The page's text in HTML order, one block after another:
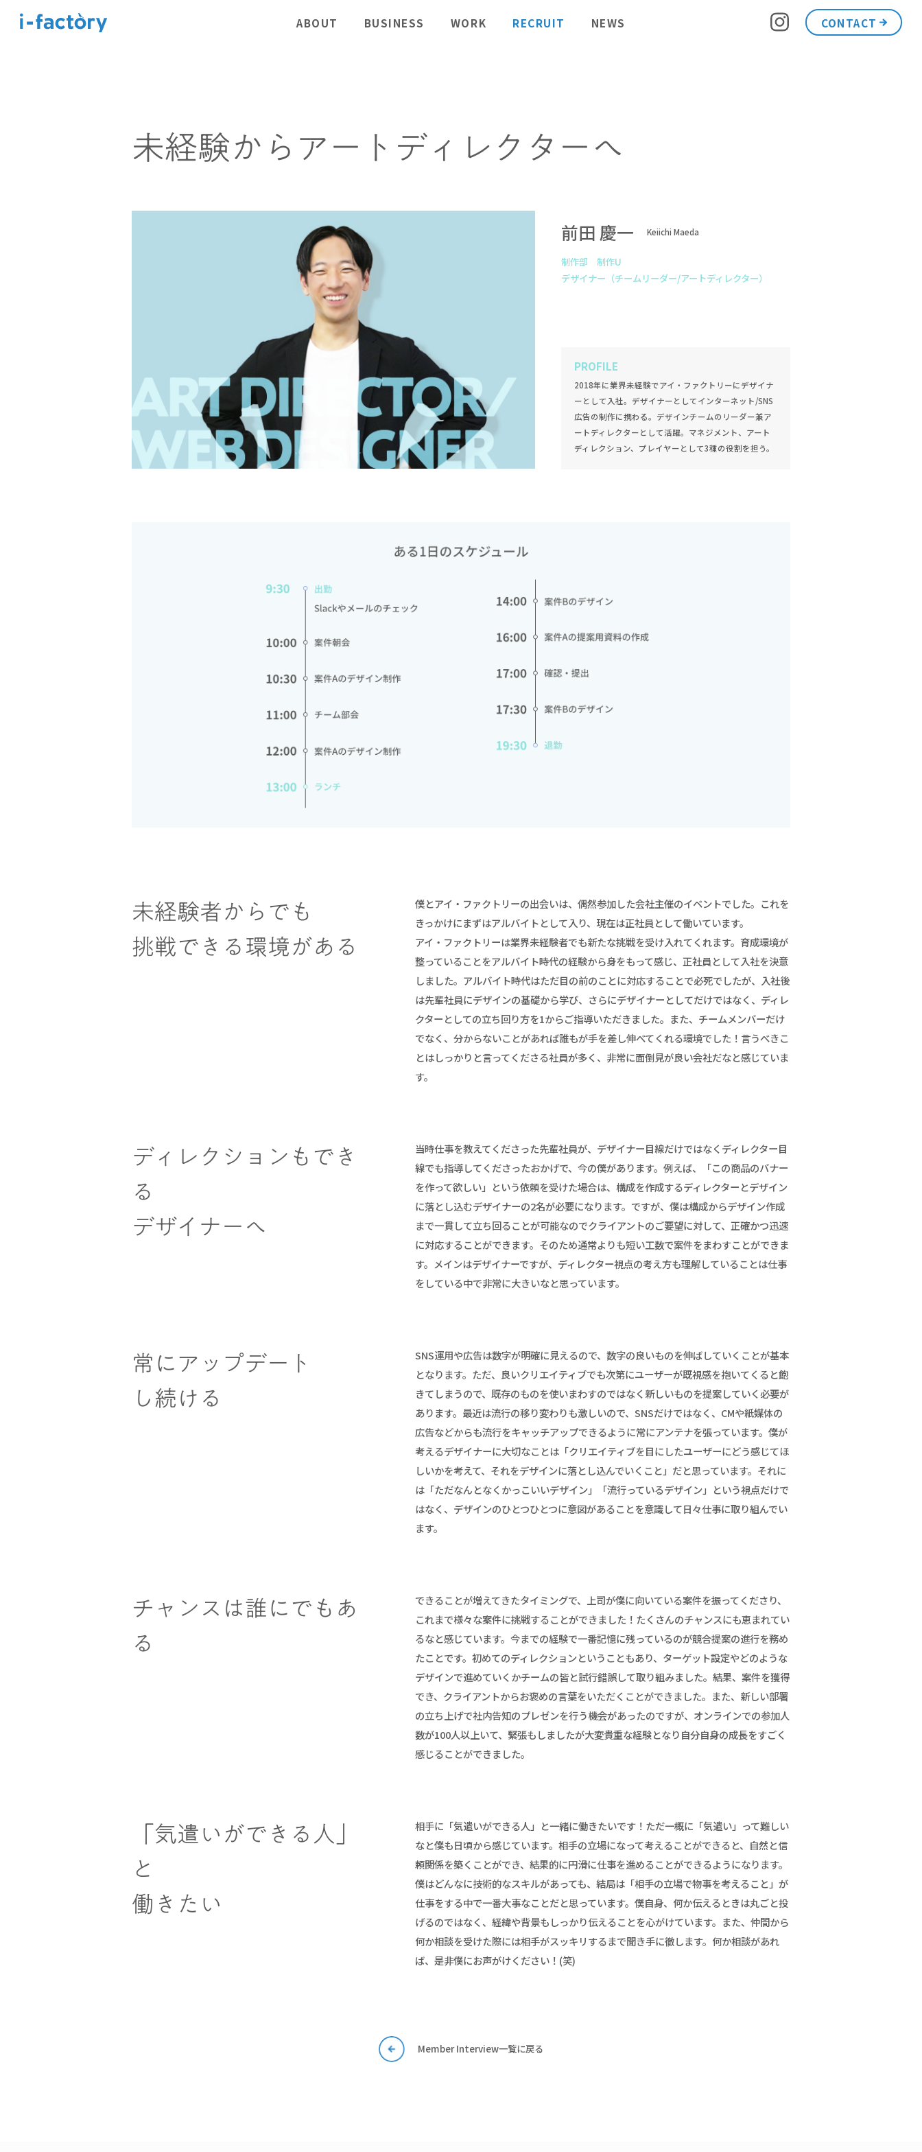
ABOUT BUSINESS WORK RECRUIT NEWS CONTACT
未経験からアートディレクターへ
前田 慶一 Keiichi Maeda
制作部 制作U
デザイナー（チームリーダー/アートディレクター）
PROFILE
2018年に業界未経験でアイ・ファクトリーにデザイナ
ーとして入社。デザイナーとしてインターネット/SNS
広告の制作に携わる。デザインチームのリーダー兼ア
ートディレクターとして活躍。マネジメント、アート
ディレクション、プレイヤーとして3種の役割を担う。
未経験者からでも
挑戦できる環境がある
僕とアイ・ファクトリーの出会いは、偶然参加した会社主催のイベントでした。これを
きっかけにまずはアルバイトとして入り、現在は正社員として働いています。
アイ・ファクトリーは業界未経験者でも新たな挑戦を受け入れてくれます。育成環境が
整っていることをアルバイト時代の経験から身をもって感じ、正社員として入社を決意
しました。アルバイト時代はただ目の前のことに対応することで必死でしたが、入社後
は先輩社員にデザインの基礎から学び、さらにデザイナーとしてだけではなく、ディレ
クターとしての立ち回り方を1からご指導いただきました。また、チームメンバーだけ
でなく、分からないことがあれば誰もが手を差し伸べてくれる環境でした！言うべきこ
とはしっかりと言ってくださる社員が多く、非常に面倒見が良い会社だなと感じていま
す。
ディレクションもでき
る
デザイナーへ
当時仕事を教えてくださった先輩社員が、デザイナー目線だけではなくディレクター目
線でも指導してくださったおかげで、今の僕があります。例えば、「この商品のバナー
を作って欲しい」という依頼を受けた場合は、構成を作成するディレクターとデザイン
に落とし込むデザイナーの2名が必要になります。ですが、僕は構成からデザイン作成
まで一貫して立ち回ることが可能なのでクライアントのご要望に対して、正確かつ迅速
に対応することができます。そのため通常よりも短い工数で案件をまわすことができま
す。メインはデザイナーですが、ディレクター視点の考え方も理解していることは仕事
をしている中で非常に大きいなと思っています。
常にアップデート
し続ける
SNS運用や広告は数字が明確に見えるので、数字の良いものを伸ばしていくことが基本
となります。ただ、良いクリエイティブでも次第にユーザーが既視感を抱いてくると飽
きてしまうので、既存のものを使いまわすのではなく新しいものを提案していく必要が
あります。最近は流行の移り変わりも激しいので、SNSだけではなく、CMや紙媒体の
広告などからも流行をキャッチアップできるように常にアンテナを張っています。僕が
考えるデザイナーに大切なことは「クリエイティブを目にしたユーザーにどう感じてほ
しいかを考えて、それをデザインに落とし込んでいくこと」だと思っています。それに
は「ただなんとなくかっこいいデザイン」「流行っているデザイン」という視点だけで
はなく、デザインのひとつひとつに意図があることを意識して日々仕事に取り組んでい
ます。
チャンスは誰にでもあ
る
できることが増えてきたタイミングで、上司が僕に向いている案件を振ってくださり、
これまで様々な案件に挑戦することができました！たくさんのチャンスにも恵まれてい
るなと感じています。今までの経験で一番記憶に残っているのが競合提案の進行を務め
たことです。初めてのディレクションということもあり、ターゲット設定やどのような
デザインで進めていくかチームの皆と試行錯誤して取り組みました。結果、案件を獲得
でき、クライアントからお褒めの言葉をいただくことができました。また、新しい部署
の立ち上げで社内告知のプレゼンを行う機会があったのですが、オンラインでの参加人
数が100人以上いて、緊張もしましたが大変貴重な経験となり自分自身の成長をすごく
感じることができました。
「気遣いができる人」
と
働きたい
相手に「気遣いができる人」と一緒に働きたいです！ただ一概に「気遣い」って難しい
なと僕も日頃から感じています。相手の立場になって考えることができると、自然と信
頼関係を築くことができ、結果的に円滑に仕事を進めることができるようになります。
僕はどんなに技術的なスキルがあっても、結局は「相手の立場で物事を考えること」が
仕事をする中で一番大事なことだと思っています。僕自身、何か伝えるときは丸ごと投
げるのではなく、経緯や背景もしっかり伝えることを心がけています。また、仲間から
何か相談を受けた際には相手がスッキリするまで聞き手に徹します。何か相談があれ
ば、是非僕にお声がけください！(笑)
Member Interview一覧に戻る